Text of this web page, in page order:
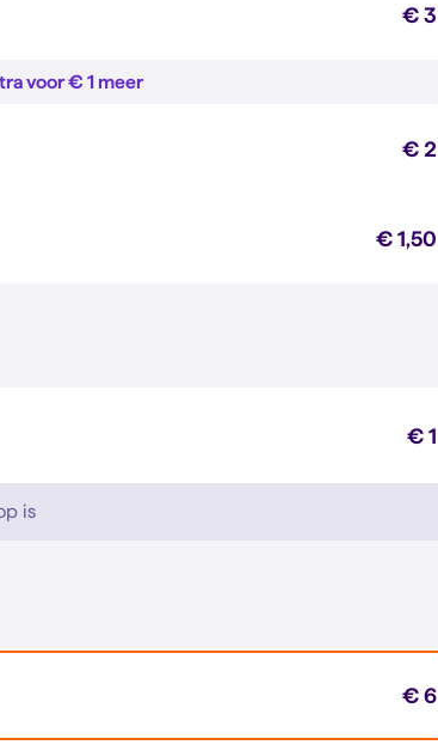
€ 3
voor € 1 meer
€ 2
€ 1,50
€ 1
is
€ 6